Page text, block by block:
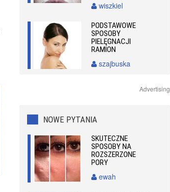
wiszkiel
PODSTAWOWE
SPOSOBY
PIELĘGNACJI
RAMION
szajbuska
Advertising
NOWE PYTANIA
SKUTECZNE
SPOSOBY NA
ROZSZERZONE
PORY
ewah